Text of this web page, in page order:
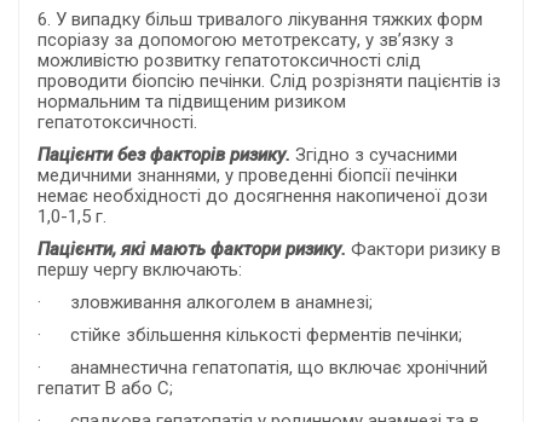
6. У випадку більш тривалого лікування тяжких форм
псоріазу за допомогою метотрексату, у зв’язку з
можливістю розвитку гепатотоксичності слід
проводити біопсію печінки. Слід розрізняти пацієнтів із
нормальним та підвищеним ризиком
гепатотоксичності.
Пацієнти без факторів ризику. Згідно з сучасними
медичними знаннями, у проведенні біопсії печінки
немає необхідності до досягнення накопиченої дози
1,0-1,5 г.
Пацієнти, які мають фактори ризику. Фактори ризику в
першу чергу включають:
· зловживання алкоголем в анамнезі;
· стійке збільшення кількості ферментів печінки;
· анамнестична гепатопатія, що включає хронічний
гепатит B або C;